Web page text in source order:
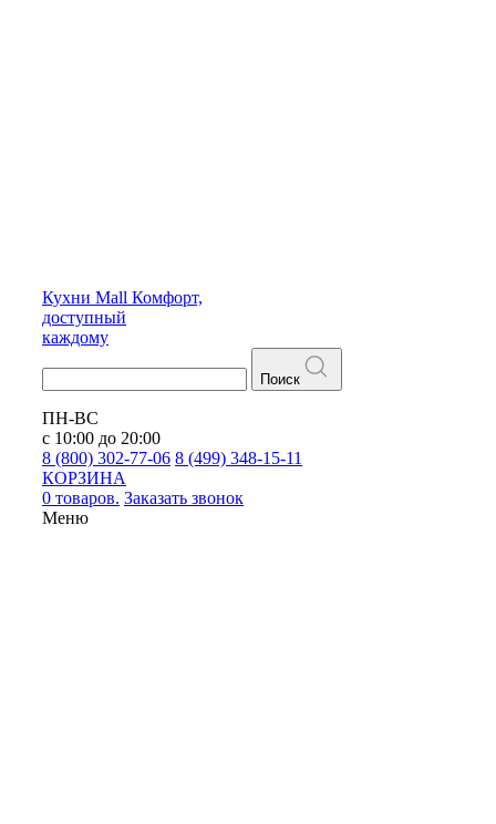
Кухни Mall Комфорт,
доступный
каждому
Поиск
ПН-ВС
с 10:00 до 20:00
8 (800) 302-77-06 8 (499) 348-15-11
КОРЗИНА
0 товаров. Заказать звонок
Меню